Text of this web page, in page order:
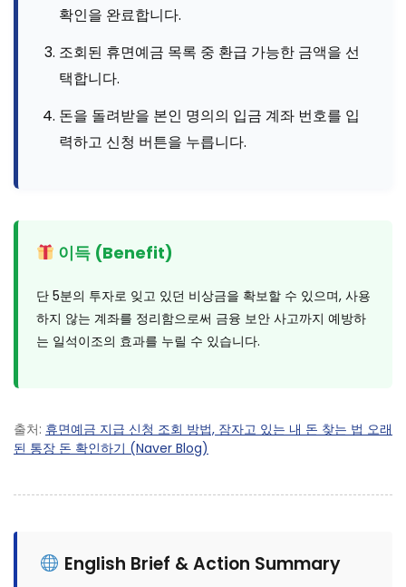
확인을 완료합니다.
조회된 휴면예금 목록 중 환급 가능한 금액을 선
택합니다.
돈을 돌려받을 본인 명의의 입금 계좌 번호를 입
력하고 신청 버튼을 누릅니다.
이득 (Benefit)
단 5분의 투자로 잊고 있던 비상금을 확보할 수 있으며, 사용
하지 않는 계좌를 정리함으로써 금융 보안 사고까지 예방하
는 일석이조의 효과를 누릴 수 있습니다.
출처: 휴면예금 지급 신청 조회 방법, 잠자고 있는 내 돈 찾는 법 오래
된 통장 돈 확인하기 (Naver Blog)
English Brief & Action Summary